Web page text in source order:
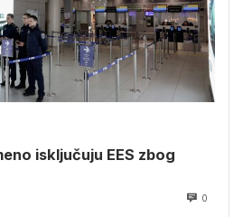
isključuju EES zbog
0